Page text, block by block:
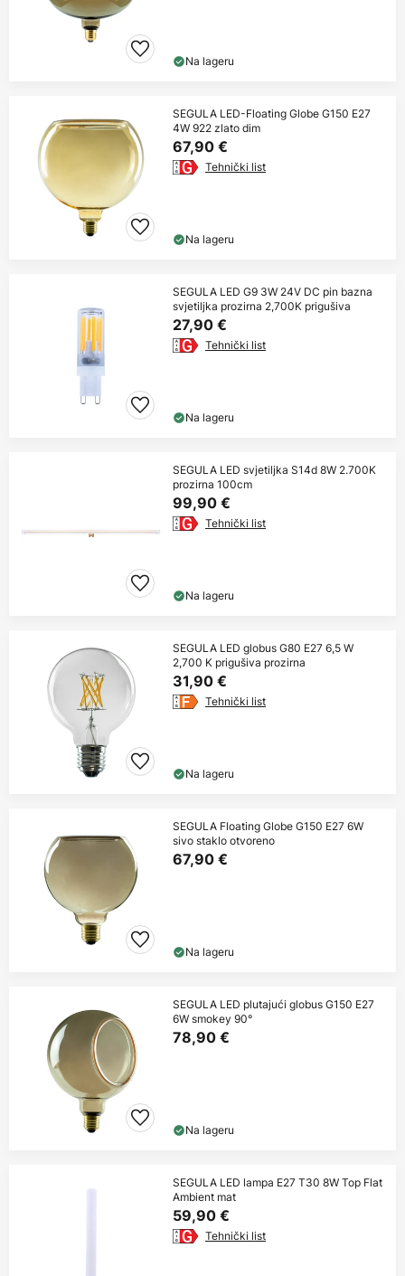
Na lageru
SEGULA LED-Floating Globe G150 E27
4W 922 zlato dim
67,90 €
Tehnički list
Na lageru
SEGULA LED G9 3W 24V DC pin bazna
svjetiljka prozirna 2,700K prigušiva
27,90 €
Tehnički list
Na lageru
SEGULA LED svjetiljka S14d 8W 2.700K
prozirna 100cm
99,90 €
Tehnički list
Na lageru
SEGULA LED globus G80 E27 6,5 W
2,700 K prigušiva prozirna
31,90 €
Tehnički list
Na lageru
SEGULA Floating Globe G150 E27 6W
sivo staklo otvoreno
67,90 €
Na lageru
SEGULA LED plutajući globus G150 E27
6W smokey 90°
78,90 €
Na lageru
SEGULA LED lampa E27 T30 8W Top Flat
Ambient mat
59,90 €
Tehnički list